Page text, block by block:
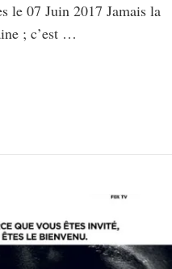
le 07 Juin 2017 Jamais la
; c’est …